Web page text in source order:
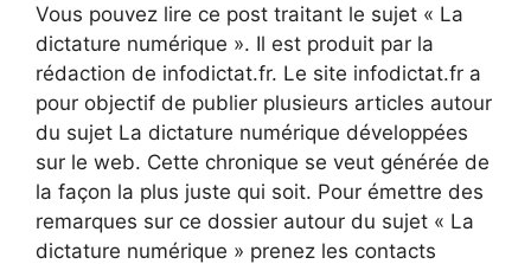
Vous pouvez lire ce post traitant le sujet « La
dictature numérique ». Il est produit par la
rédaction de infodictat.fr. Le site infodictat.fr a
pour objectif de publier plusieurs articles autour
du sujet La dictature numérique développées
sur le web. Cette chronique se veut générée de
la façon la plus juste qui soit. Pour émettre des
remarques sur ce dossier autour du sujet « La
dictature numérique » prenez les contacts